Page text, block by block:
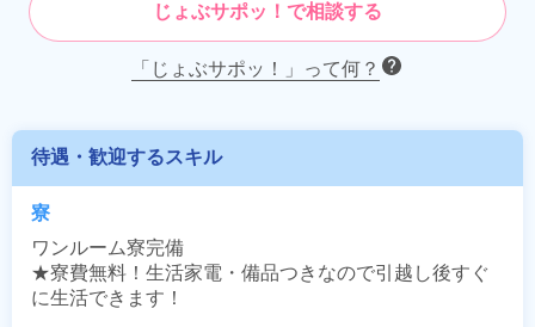
じょぶサポッ！で相談する
「じょぶサポッ！」って何？
待遇・歓迎するスキル
寮
ワンルーム寮完備
★寮費無料！生活家電・備品つきなので引越し後すぐ
に生活できます！